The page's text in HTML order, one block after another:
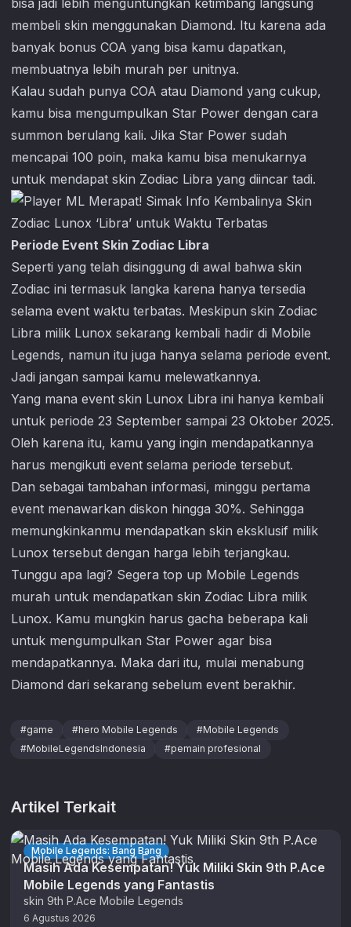
bisa jadi lebih menguntungkan ketimbang langsung
membeli skin menggunakan Diamond. Itu karena ada
banyak bonus COA yang bisa kamu dapatkan,
membuatnya lebih murah per unitnya.
Kalau sudah punya COA atau Diamond yang cukup,
kamu bisa mengumpulkan Star Power dengan cara
summon berulang kali. Jika Star Power sudah
mencapai 100 poin, maka kamu bisa menukarnya
untuk mendapat skin Zodiac Libra yang diincar tadi.
Periode Event Skin Zodiac Libra
Seperti yang telah disinggung di awal bahwa skin
Zodiac ini termasuk langka karena hanya tersedia
selama event waktu terbatas. Meskipun skin Zodiac
Libra milik Lunox sekarang kembali hadir di Mobile
Legends, namun itu juga hanya selama periode event.
Jadi jangan sampai kamu melewatkannya.
Yang mana event skin Lunox Libra ini hanya kembali
untuk periode 23 September sampai 23 Oktober 2025.
Oleh karena itu, kamu yang ingin mendapatkannya
harus mengikuti event selama periode tersebut.
Dan sebagai tambahan informasi, minggu pertama
event menawarkan diskon hingga 30%. Sehingga
memungkinkanmu mendapatkan skin eksklusif milik
Lunox tersebut dengan harga lebih terjangkau.
Tunggu apa lagi? Segera top up Mobile Legends
murah untuk mendapatkan skin Zodiac Libra milik
Lunox. Kamu mungkin harus gacha beberapa kali
untuk mengumpulkan Star Power agar bisa
mendapatkannya. Maka dari itu, mulai menabung
Diamond dari sekarang sebelum event berakhir.
#game #hero Mobile Legends #Mobile Legends
#MobileLegendsIndonesia #pemain profesional
Artikel Terkait
Mobile Legends: Bang Bang
Masih Ada Kesempatan! Yuk Miliki Skin 9th P.Ace
Mobile Legends yang Fantastis
skin 9th P.Ace Mobile Legends
6 Agustus 2026